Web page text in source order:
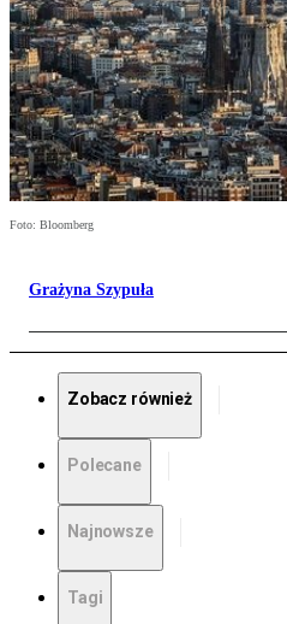
Foto: Bloomberg
Grażyna Szypuła
Zobacz również
Polecane
Najnowsze
Tagi